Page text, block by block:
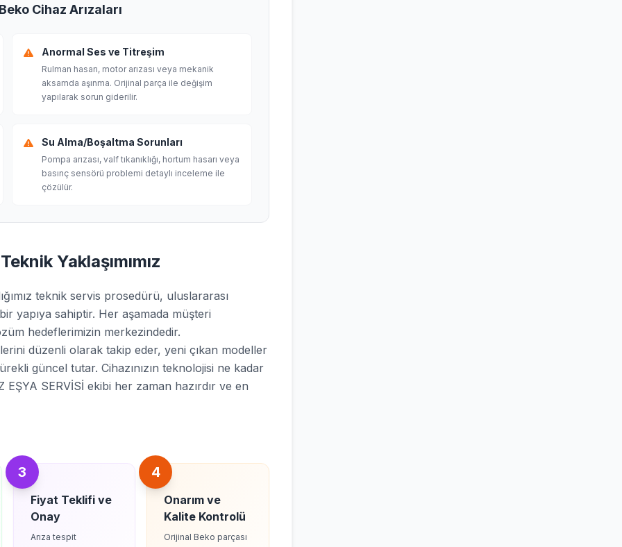
Cihaz Arızaları
Anormal Ses ve Titreşim
Rulman hasarı, motor arızası veya mekanik
aksamda aşınma. Orijinal parça ile değişim
yapılarak sorun giderilir.
Su Alma/Boşaltma Sorunları
Pompa arızası, valf tıkanıklığı, hortum hasarı veya
basınç sensörü problemi detaylı inceleme ile
çözülür.
Yaklaşımımız
teknik servis prosedürü, uluslararası
yapıya sahiptir. Her aşamada müşteri
hedeflerimizin merkezindedir.
düzenli olarak takip eder, yeni çıkan modeller
güncel tutar. Cihazınızın teknolojisi ne kadar
SERVİSİ ekibi her zaman hazırdır ve en
3
Fiyat Teklifi ve
Onay
Arıza tespit
4
Onarım ve
Kalite Kontrolü
Orijinal Beko parçası